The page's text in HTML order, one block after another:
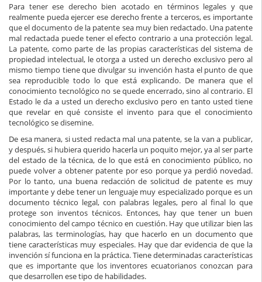
Para tener ese derecho bien acotado en términos legales y que
realmente pueda ejercer ese derecho frente a terceros, es importante
que el documento de la patente sea muy bien redactado. Una patente
mal redactada puede tener el efecto contrario a una protección legal.
La patente, como parte de las propias características del sistema de
propiedad intelectual, le otorga a usted un derecho exclusivo pero al
mismo tiempo tiene que divulgar su invención hasta el punto de que
sea reproducible todo lo que está explicando. De manera que el
conocimiento tecnológico no se quede encerrado, sino al contrario. El
Estado le da a usted un derecho exclusivo pero en tanto usted tiene
que revelar en qué consiste el invento para que el conocimiento
tecnológico se disemine.
De esa manera, si usted redacta mal una patente, se la van a publicar,
y después, si hubiera querido hacerla un poquito mejor, ya al ser parte
del estado de la técnica, de lo que está en conocimiento público, no
puede volver a obtener patente por eso porque ya perdió novedad.
Por lo tanto, una buena redacción de solicitud de patente es muy
importante y debe tener un lenguaje muy especializado porque es un
documento técnico legal, con palabras legales, pero al final lo que
protege son inventos técnicos. Entonces, hay que tener un buen
conocimiento del campo técnico en cuestión. Hay que utilizar bien las
palabras, las terminologías, hay que hacerlo en un documento que
tiene características muy especiales. Hay que dar evidencia de que la
invención sí funciona en la práctica. Tiene determinadas características
que es importante que los inventores ecuatorianos conozcan para
que desarrollen ese tipo de habilidades.